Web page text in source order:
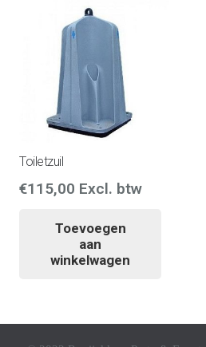
Toiletzuil
€115,00 Excl. btw
Toevoegen
aan
winkelwagen